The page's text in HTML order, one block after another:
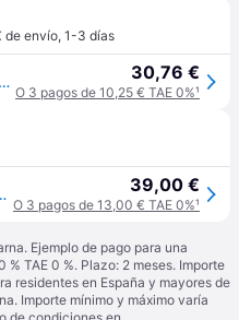
de envío, 1-3 días
Cámara fotográfica Kodak Charmera 30,76 €
O 3 pagos de 10,25 € TAE 0%¹
LCD Diseño Vintage Sorpresa 39,00 €
O 3 pagos de 13,00 € TAE 0%¹
Ejemplo de pago para una
TAE 0 %. Plazo: 2 meses. Importe
residentes en España y mayores de
Importe mínimo y máximo varía